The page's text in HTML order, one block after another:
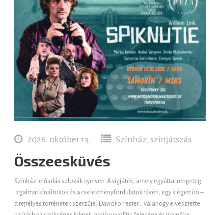
2026. október 13. Színház, színjátszás
Összeesküvés
Színházi előadás szlovák nyelven. A vígjáték, amely egyúttal rengeteg
izgalmat kínál titkok és a cselekményfordulatok révén, egy kiégett író –
a rejtélyes történetek szerzője, David Forrester… valahogy elvesztette